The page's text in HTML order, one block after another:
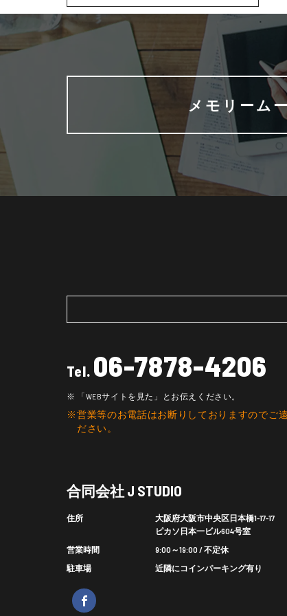
メモリーム
Tel. 06-7878-4206
「WEBサイトを見た」とお伝えください。
営業等のお電話はお断りしておりますのでご
ださい。
合同会社 J STUDIO
住所
大阪府大阪市中央区日本橋1-17-17
ピカソ日本一ビル604号室
営業時間
9:00～19:00 / 不定休
駐車場
近隣にコインパーキング有り